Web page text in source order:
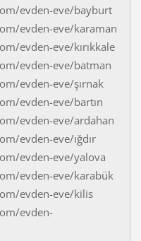
evden-eve/bayburt
evden-eve/karaman
evden-eve/kırıkkale
evden-eve/batman
evden-eve/şırnak
evden-eve/bartın
evden-eve/ardahan
evden-eve/ığdır
evden-eve/yalova
evden-eve/karabük
evden-eve/kilis
evden-